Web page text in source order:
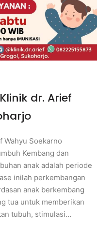
dr. Arief
Wahyu Soekarno
Kembang dan
anak adalah periode
inilah perkembangan
anak berkembang
tua untuk memberikan
tubuh, stimulasi…